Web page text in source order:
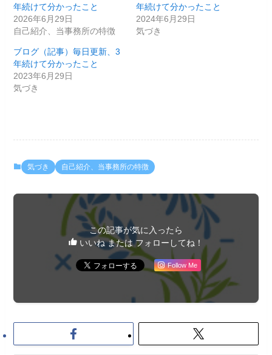
年続けて分かったこと
2026年6月29日
自己紹介、当事務所の特徴
年続けて分かったこと
2024年6月29日
気づき
ブログ（記事）毎日更新、3
年続けて分かったこと
2023年6月29日
気づき
気づき 自己紹介、当事務所の特徴
この記事が気に入ったら
いいね または フォローしてね！
Follow Me